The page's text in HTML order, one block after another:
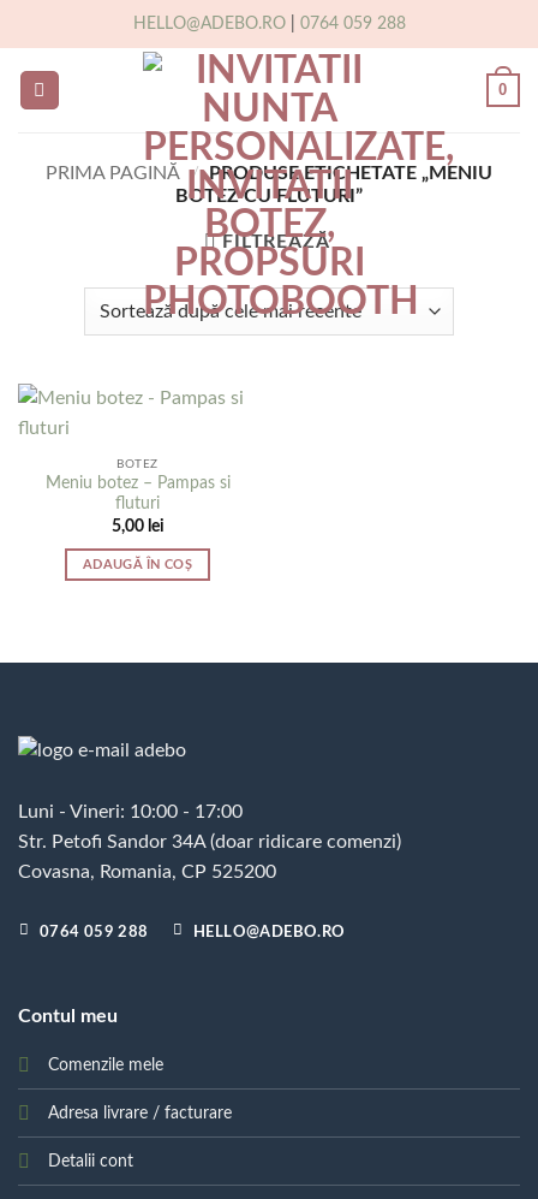
content
HELLO@ADEBO.RO| 0764 059 288
0
PRIMA PAGINĂ / PRODUSE ETICHETATE „MENIU
BOTEZ CU FLUTURI”
FILTREAZĂ
BOTEZ
Meniu botez – Pampas si
fluturi
5,00 lei
ADAUGĂ ÎN COȘ
Luni - Vineri: 10:00 - 17:00
Str. Petofi Sandor 34A (doar ridicare comenzi)
Covasna, Romania, CP 525200
0764 059 288 HELLO@ADEBO.RO
Contul meu
Comenzile mele
Adresa livrare / facturare
Detalii cont